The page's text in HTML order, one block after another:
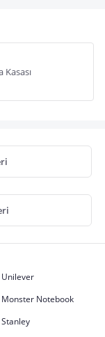
Kasası
Unilever
Monster Notebook
Stanley